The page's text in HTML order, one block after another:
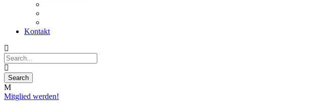
Kontakt
Mitglied werden!